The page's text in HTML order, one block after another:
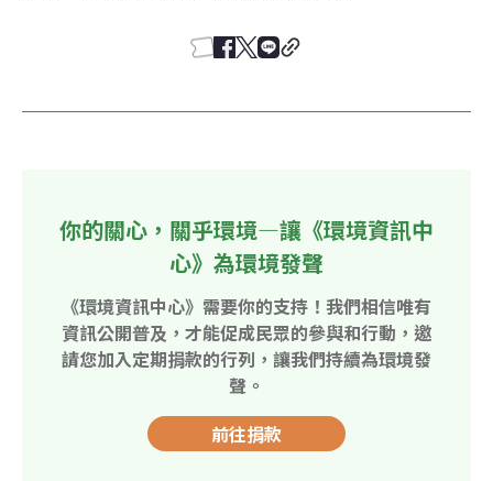
你的關心，關乎環境—讓《環境資訊中
心》為環境發聲
《環境資訊中心》需要你的支持！我們相信唯有
資訊公開普及，才能促成民眾的參與和行動，邀
請您加入定期捐款的行列，讓我們持續為環境發
聲。
前往捐款